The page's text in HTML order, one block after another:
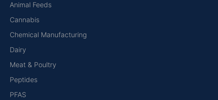
Animal Feeds
Cannabis
Chemical Manufacturing
Dairy
Meat & Poultry
Peptides
PFAS